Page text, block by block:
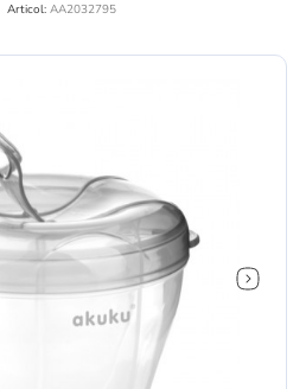
Articol: AA2032795